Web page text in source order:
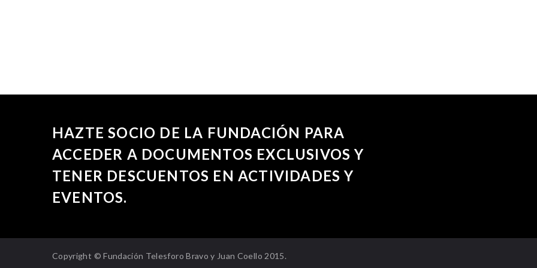
HAZTE SOCIO DE LA FUNDACIÓN PARA
ACCEDER A DOCUMENTOS EXCLUSIVOS Y
TENER DESCUENTOS EN ACTIVIDADES Y
EVENTOS.
Copyright © Fundación Telesforo Bravo y Juan Coello 2015.